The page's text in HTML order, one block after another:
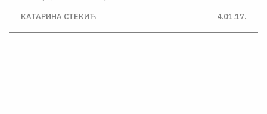
КАТАРИНА СТЕКИЋ 4.01.17.